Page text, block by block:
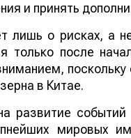
и принять
лишь о рисках, а
только после
поскольку
в Китае.
развитие
мировых